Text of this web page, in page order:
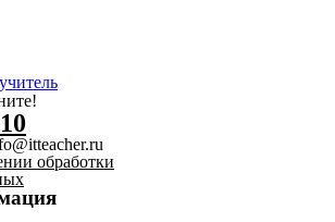
обработки